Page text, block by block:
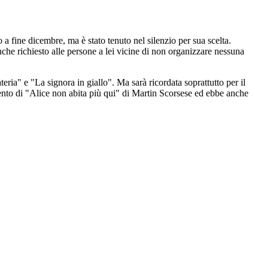
fine dicembre, ma è stato tenuto nel silenzio per sua scelta.
richiesto alle persone a lei vicine di non organizzare nessuna
e "La signora in giallo". Ma sarà ricordata soprattutto per il
di "Alice non abita più qui" di Martin Scorsese ed ebbe anche